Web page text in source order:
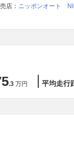
店： ニッポンオート
.3 万円 平均走行